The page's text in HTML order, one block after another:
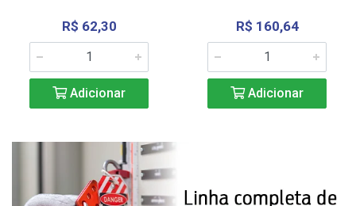
R$ 62,30
Adicionar
R$ 160,64
Adicionar